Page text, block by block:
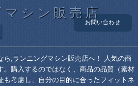
マシン販売店
お問い合わせ
ら,ランニングマシン販売店へ！ 人気の商
。購入するのではなく、商品の品質（素材
も考慮し、自分の目的に合ったフィットネ